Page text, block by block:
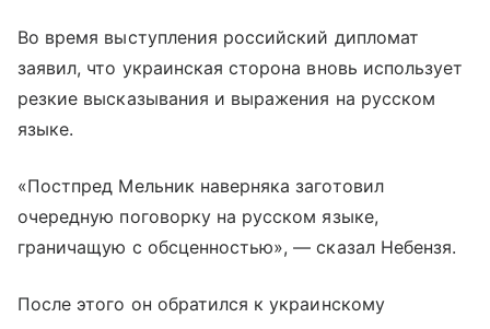
Во время выступления российский дипломат
заявил, что украинская сторона вновь использует
резкие высказывания и выражения на русском
языке.
«Постпред Мельник наверняка заготовил
очередную поговорку на русском языке,
граничащую с обсценностью», — сказал Небензя.
После этого он обратился к украинскому